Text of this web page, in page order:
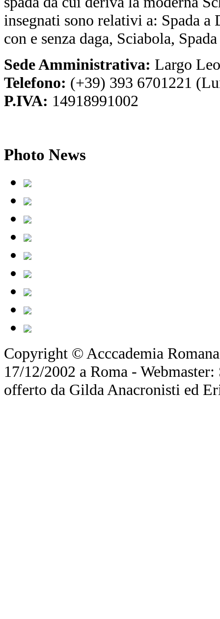
insegnati sono relativi a: Spada a
con e senza daga, Sciabola,
Sede Amministrativa: Largo
Telefono: (+39) 393 6701221
P.IVA: 14918991002
Photo News
Copyright © Acccademia
17/12/2002 a Roma -
offerto da Gilda Anacronisti ed